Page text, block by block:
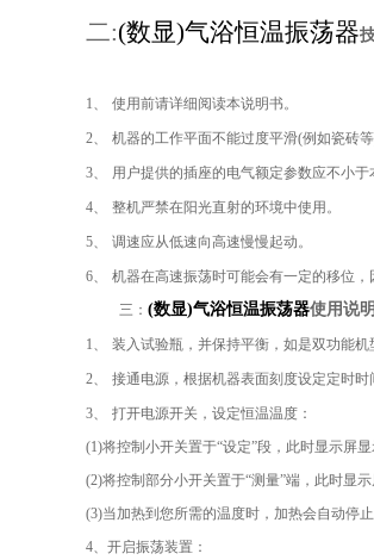
二:(数显)气浴恒温振荡器
1、 使用前请详细阅读本说明书。
2、 机器的工作平面不能过度平滑(例如瓷砖等
3、 用户提供的插座的电气额定参数应不小
4、 整机严禁在阳光直射的环境中使用。
5、 调速应从低速向高速慢慢起动。
6、
机器在高速振荡时可能会有一定的移位，
三： (数显)气浴恒温振荡器使用说明
1、 装入试验瓶，并保持平衡，如是双功能机
2、 接通电源，根据机器表面刻度设定定时
3、
打开电源开关，设定恒温温度：
(1)将控制小开关置于“设定”段，此时显示屏
(2)将控制部分小开关置于“测量”端，此时显
(3)当加热到您所需的温度时，加热会自动停
4、开启振荡装置：